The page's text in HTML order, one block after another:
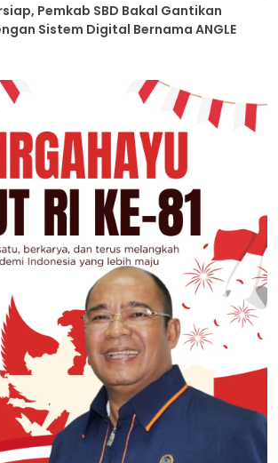
Pemkab SBD Bakal Gantikan
Sistem Digital Bernama ANGLE